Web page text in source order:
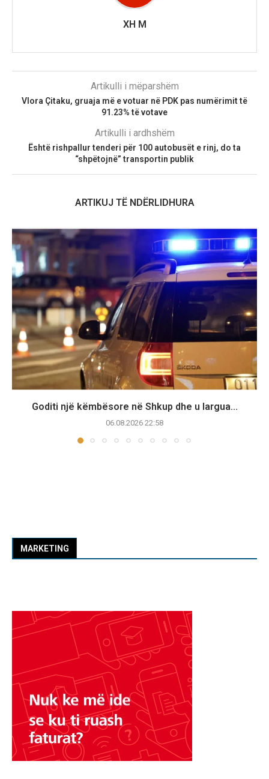
XH M
Artikulli i mëparshëm
Vlora Çitaku, gruaja më e votuar në PDK pas numërimit të
91.23% të votave
Artikulli i ardhshëm
Është rishpallur tenderi për 100 autobusët e rinj, do ta
“shpëtojnë” transportin publik
ARTIKUJ TË NDËRLIDHURA
Goditi një këmbësore në Shkup dhe u largua...
06.08.2026 22:58
MARKETING